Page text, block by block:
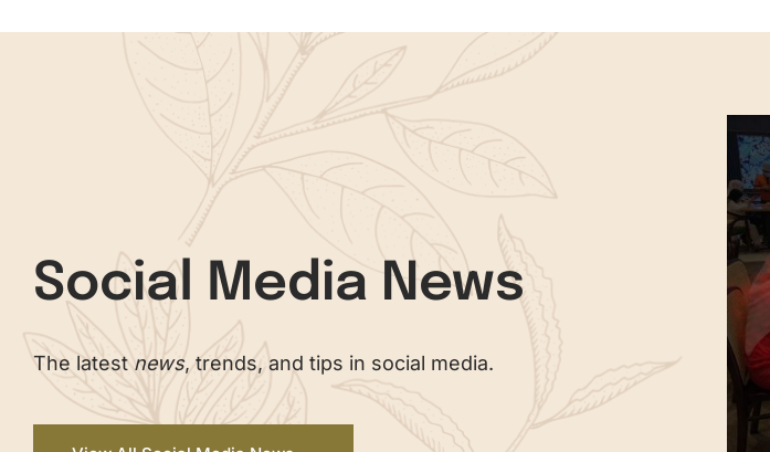
Social Media News
The latestnews, trends, and tips in social media.